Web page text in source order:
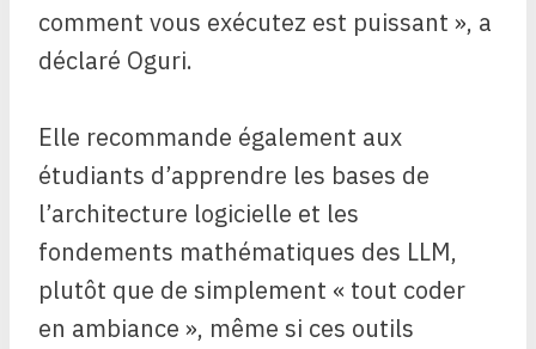
comment vous exécutez est puissant », a
déclaré Oguri.
Elle recommande également aux
étudiants d’apprendre les bases de
l’architecture logicielle et les
fondements mathématiques des LLM,
plutôt que de simplement « tout coder
en ambiance », même si ces outils